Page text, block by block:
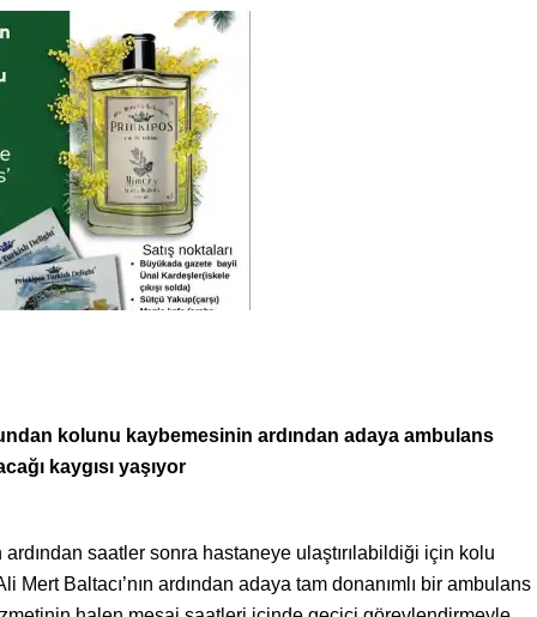
kolunu kaybemesinin ardından adaya ambulans
kaygısı yaşıyor
saatler sonra hastaneye ulaştırılabildiği için kolu
Baltacı’nın ardından adaya tam donanımlı bir ambulans